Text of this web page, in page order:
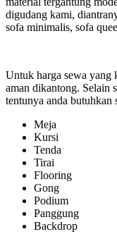
digudang kami,
sofa minimalis, sofa
Untuk harga sewa yang
aman dikantong. Selain
tentunya anda butuhkan
Meja
Kursi
Tenda
Tirai
Flooring
Gong
Podium
Panggung
Backdrop